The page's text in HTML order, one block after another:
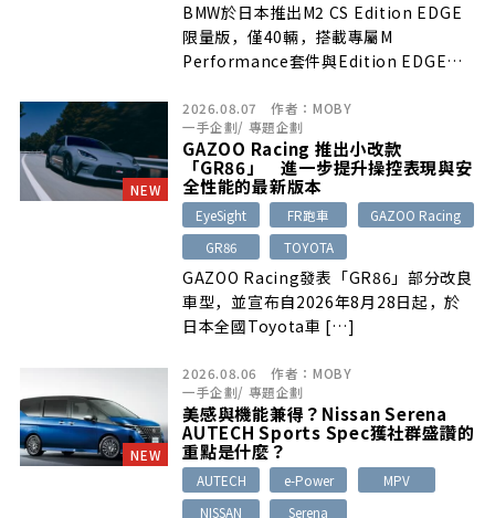
BMW於日本推出M2 CS Edition EDGE
限量版，僅40輛，搭載專屬M
Performance套件與Edition EDGE徽
530PS、650Nm，0-100km/h加速3.8
秒。
NEW
2026.08.07 作者： MOBY
一手企劃/ 專題企劃
GAZOO Racing 推出小改款
「GR86」 進一步提升操控表現與安
全性能的最新版本
EyeSight FR跑車
GAZOO Racing
GR86
TOYOTA
GAZOO Racing發表「GR86」部分改良
車型，並宣布自2026年8月28日起，於
日本全國Toyota車 […]
NEW
2026.08.06 作者： MOBY
一手企劃/ 專題企劃
美感與機能兼得？Nissan Serena
AUTECH Sports Spec獲社群盛讚的
重點是什麼？
AUTECH e-Power
MPV
NISSAN
Serena